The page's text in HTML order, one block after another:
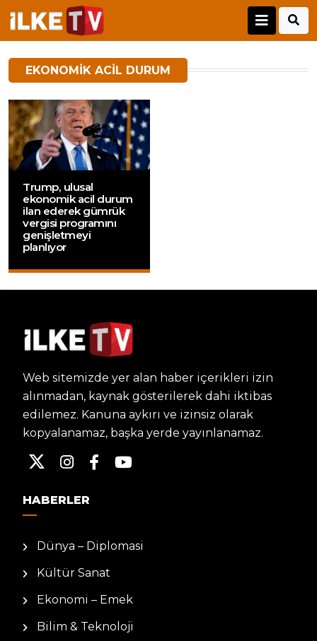
EKONOMIK ACIL DURUM
Trump, ulusal
ekonomik acil durum
ilan ederek gümrük
vergisi programını
genişletmeyi
planlıyor
Web sitemizde yer alan haber içerikleri izin
alınmadan, kaynak gösterilerek dahi iktibas
edilemez. Kanuna aykırı ve izinsiz olarak
kopyalanamaz, başka yerde yayınlanamaz.
HABERLER
Dünya – Diplomasi
Kültür Sanat
Ekonomi – Emek
Bilim & Teknoloji